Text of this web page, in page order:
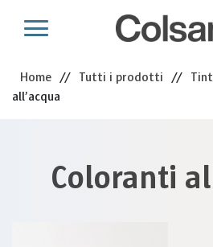
Home // Tutti i prodotti //
all’acqua
Coloranti